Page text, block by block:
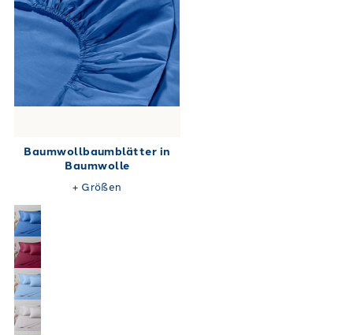
Baumwollbaumblätter in
Baumwolle
+ Größen